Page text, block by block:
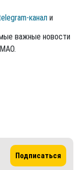
канал и
важные новости
Подписаться